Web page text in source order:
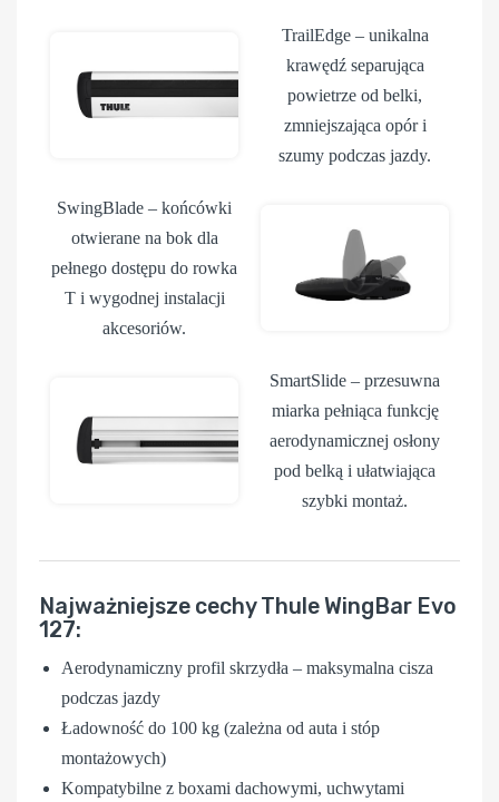
TrailEdge– unikalna
krawędź separująca
powietrze od belki,
zmniejszająca opór i
szumy podczas jazdy.
SwingBlade – końcówki
otwierane na bok dla
pełnego dostępu do rowka
T i wygodnej instalacji
akcesoriów.
SmartSlide – przesuwna
miarka pełniąca funkcję
aerodynamicznej osłony
pod belką i ułatwiająca
szybki montaż.
Najważniejsze cechy Thule WingBar Evo
127:
Aerodynamiczny profil skrzydła – maksymalna cisza
podczas jazdy
Ładowność do 100 kg (zależna od auta i stóp
montażowych)
Kompatybilne z boxami dachowymi, uchwytami